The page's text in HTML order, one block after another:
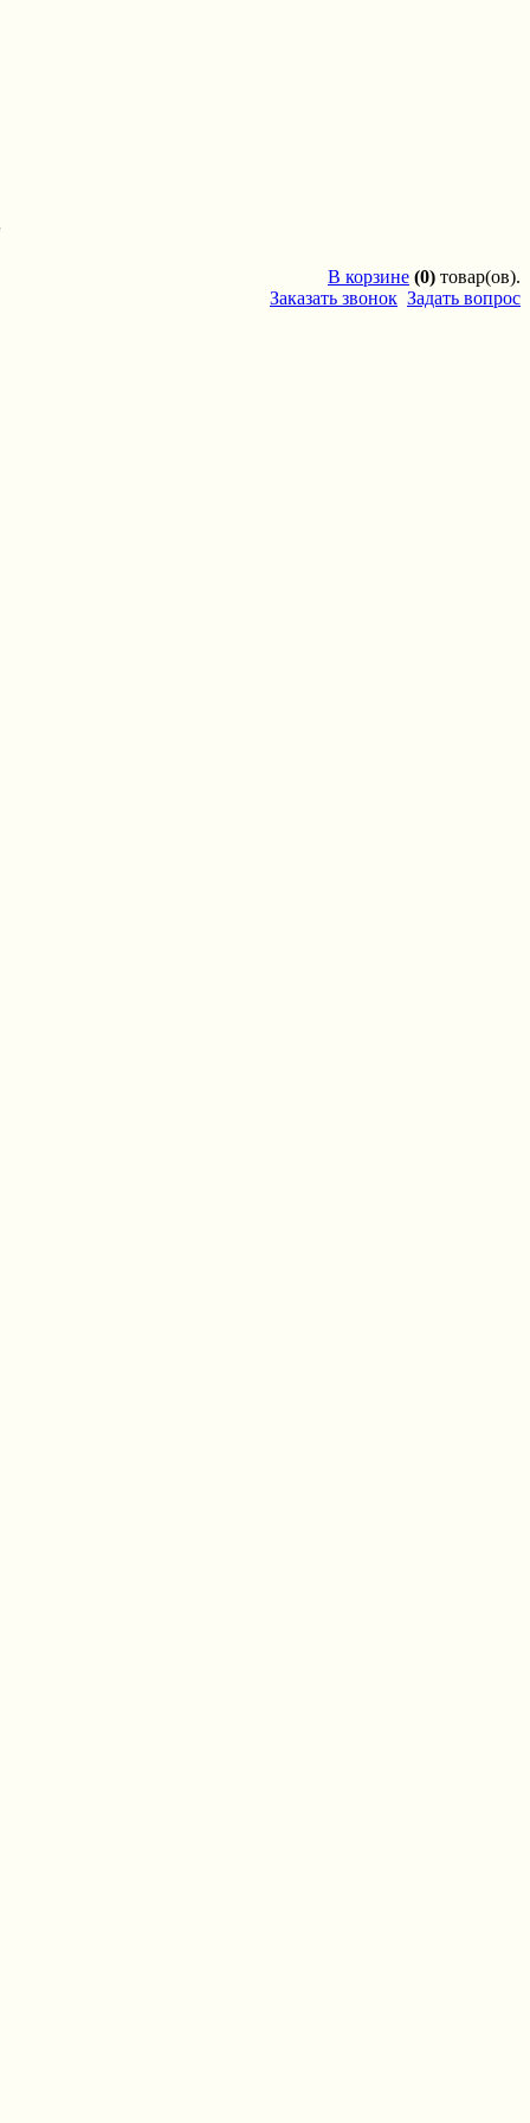
В корзине (0) товар(ов).
Заказать звонок Задать вопрос